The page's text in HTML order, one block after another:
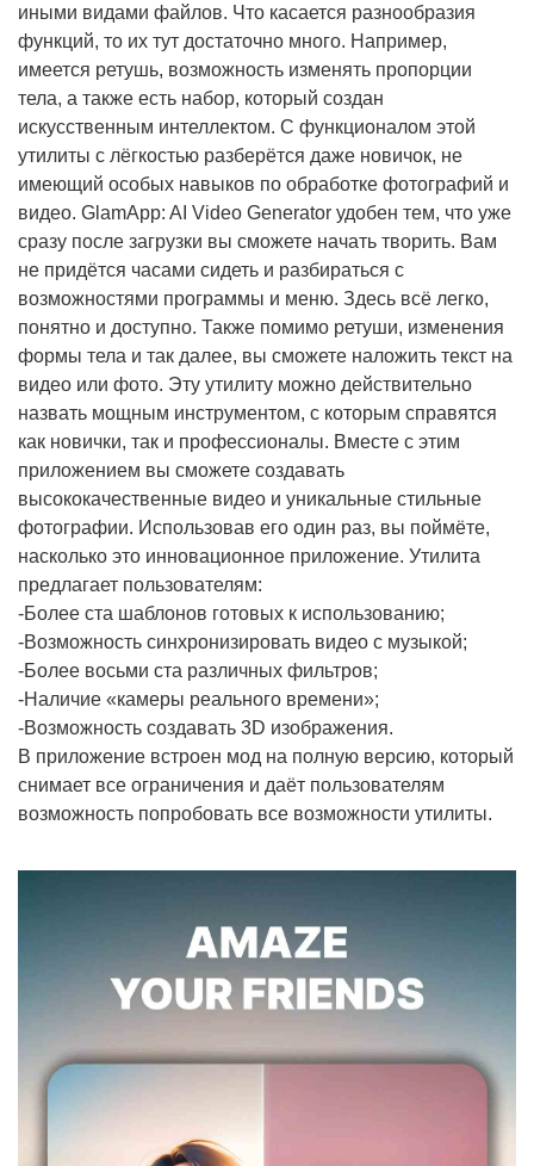
иными видами файлов. Что касается разнообразия
функций, то их тут достаточно много. Например,
имеется ретушь, возможность изменять пропорции
тела, а также есть набор, который создан
искусственным интеллектом. С функционалом этой
утилиты с лёгкостью разберётся даже новичок, не
имеющий особых навыков по обработке фотографий и
видео. GlamApp: AI Video Generator удобен тем, что уже
сразу после загрузки вы сможете начать творить. Вам
не придётся часами сидеть и разбираться с
возможностями программы и меню. Здесь всё легко,
понятно и доступно. Также помимо ретуши, изменения
формы тела и так далее, вы сможете наложить текст на
видео или фото. Эту утилиту можно действительно
назвать мощным инструментом, с которым справятся
как новички, так и профессионалы. Вместе с этим
приложением вы сможете создавать
высококачественные видео и уникальные стильные
фотографии. Использовав его один раз, вы поймёте,
насколько это инновационное приложение. Утилита
предлагает пользователям:
-Более ста шаблонов готовых к использованию;
-Возможность синхронизировать видео с музыкой;
-Более восьми ста различных фильтров;
-Наличие «камеры реального времени»;
-Возможность создавать 3D изображения.
В приложение встроен мод на полную версию, который
снимает все ограничения и даёт пользователям
возможность попробовать все возможности утилиты.